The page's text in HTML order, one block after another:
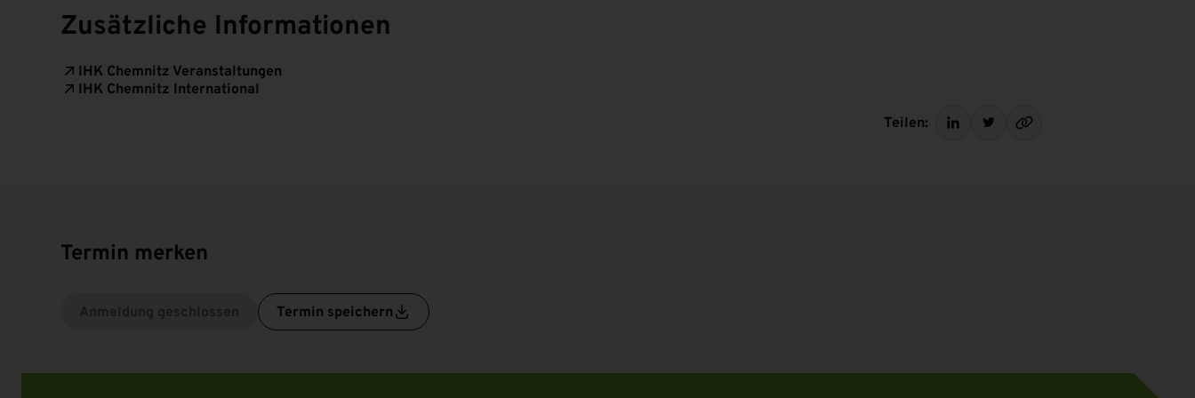
Zusätzliche Informationen
IHK Chemnitz Veranstaltungen
IHK Chemnitz International
Teilen:
Termin merken
Termin speichern